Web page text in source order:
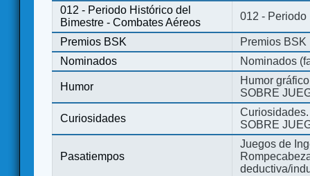
012 - Periodo Histórico del
Bimestre - Combates Aéreos
012 - Periodo
Premios BSK
Premios BSK
Nominados
Nominados
Humor
Humor
SOBRE
Curiosidades
SOBRE
Pasatiempos
Juegos de
deductiva/